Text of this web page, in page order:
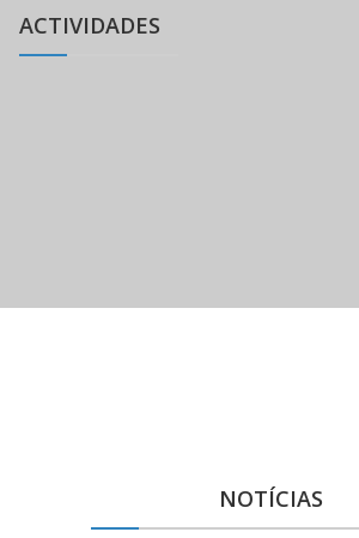
ACTIVIDADES
NOTÍCIAS